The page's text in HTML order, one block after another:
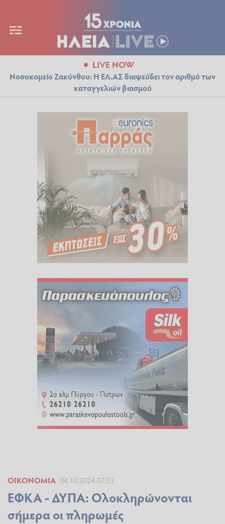
LIVE NOW
Νοσοκομείο Ζακύνθου: Η ΕΛ.ΑΣ διαψεύδει τον αριθμό των
καταγγελιών βιασμού
ΟΙΚΟΝΟΜΊΑ 04.10.2024 07:33
ΕΦΚΑ - ΔΥΠΑ: Ολοκληρώνονται
σήμερα οι πληρωμές